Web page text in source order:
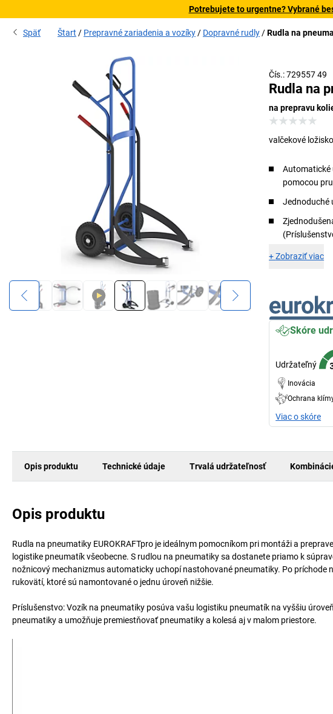
Potrebujete to urgentne? Vybrané
Späť Štart Prepravné zariadenia a vozíky Dopravné rudly Rudla na
Čís.: 729557 49
Rudla na
na prepravu
valčekové ložisko
Automatické
pomocou
Jednoduché
+Zobraziť viac
Skóre
Udržateľný
Inovácia
Ochrana
Viac o skóre
Opis produktu Technické údaje Trvalá udržateľnosť
Opis produktu
Rudla na pneumatiky EUROKRAFTpro je ideálnym pomocníkom pri montáži a
logistike pneumatík všeobecne. S rudlou na pneumatiky sa dostanete priamo k
nožnicový mechanizmus automaticky uchopí nastohované pneumatiky. Po
rukovätí, ktoré sú namontované o jednu úroveň nižšie.
Príslušenstvo: Vozík na pneumatiky posúva vašu logistiku pneumatík na vyššiu
pneumatiky a umožňuje premiestňovať pneumatiky a kolesá aj v malom priestore.